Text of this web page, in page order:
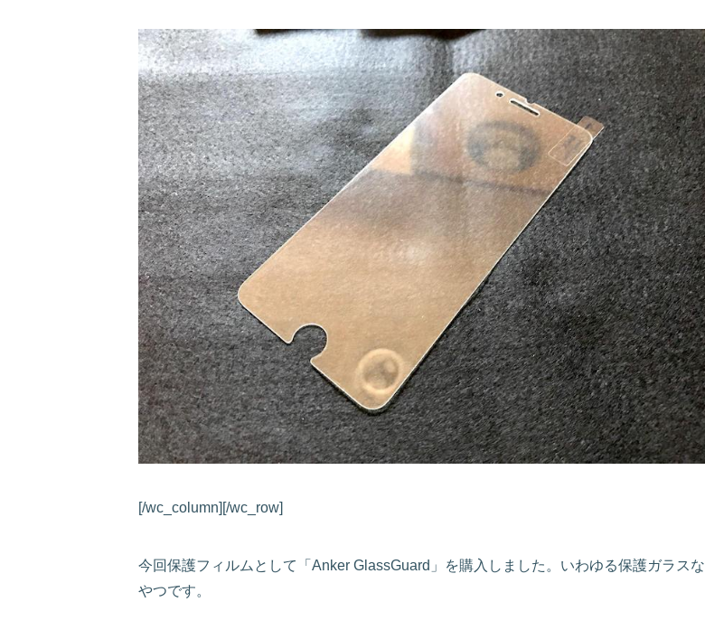
[/wc_column][/wc_row]
今回保護フィルムとして「Anker GlassGuard」を購入しました。いわゆる保護ガラスな
やつです。